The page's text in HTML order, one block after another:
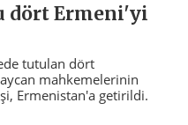
dört Ermeni'yi
tutulan dört
mahkemelerinin
Ermenistan'a getirildi.